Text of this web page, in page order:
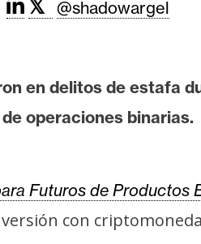
𝕏 @shadowargel
en delitos de estafa
operaciones binarias.
Futuros de Productos
con